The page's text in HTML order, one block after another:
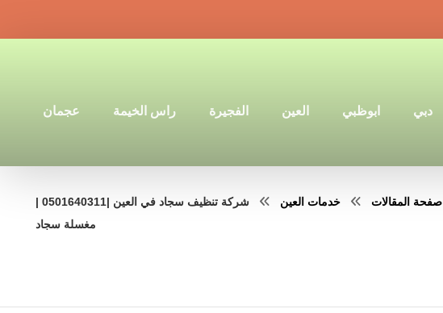
دبي ابوظبي العين الفجيرة راس الخيمة عجمان
صفحة المقالات خدمات العين
شركة تنظيف سجاد في العين |0501640311 |
مغسلة سجاد